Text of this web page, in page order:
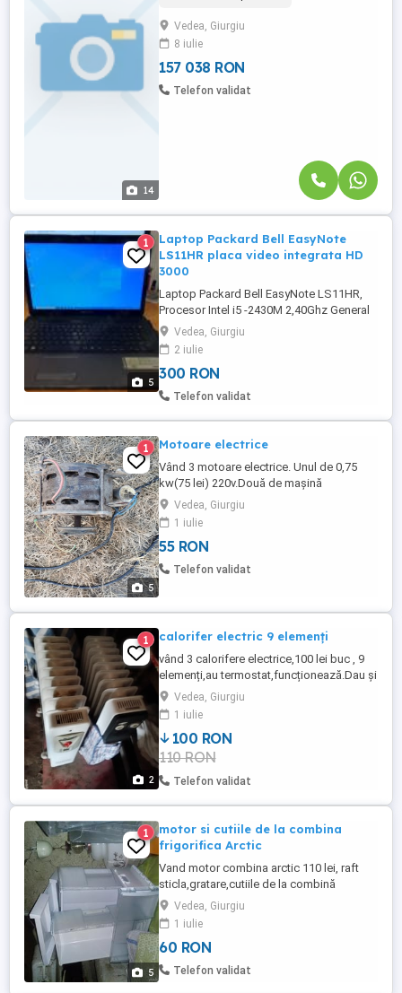
14
generos de 1038 mp, este ideală pentru
familii sau tineri profesioniști care își
doresc un cămin confortabil ...
Vedea, Giurgiu
8 iulie
157 038 RON
Telefon validat
5
1
Laptop Packard Bell EasyNote
LS11HR placa video integrata HD
3000
Laptop Packard Bell EasyNote LS11HR,
Procesor Intel i5 -2430M 2,40Ghz General
information Type CPU Microprocessor
Family Intel Core i5 Mobile-2430M
Frequency 2.4 GHz Maximum Turbo
frequency 3 GHz Clock multiplier 24
Socket type Socket G2 (rPGA988B)
SEAGATE, 5400 ...
Vedea, Giurgiu
2 iulie
300 RON
Telefon validat
5
1 Motoare electrice
Vând 3 motoare electrice. Unul de 0,75
kw(75 lei) 220v.Două de mașină
spălat.Toate 150 lei sau separat.
Vedea, Giurgiu
1 iulie
55 RON
Telefon validat
2
1 calorifer electric 9 elemenți
vând 3 calorifere electrice,100 lei buc , 9
elemenți,au termostat,funcționează.Dau și
2 rezistențe rezervă separat , preț
negociabil.
Vedea, Giurgiu
1 iulie
100 RON
110 RON
Telefon validat
5
1
motor si cutiile de la combina
frigorifica Arctic
Vand motor combina arctic 110 lei, raft
sticla,gratare,cutiile de la combină
frigorifica arctic, 60-70 lei buc.
Vedea, Giurgiu
1 iulie
60 RON
Telefon validat